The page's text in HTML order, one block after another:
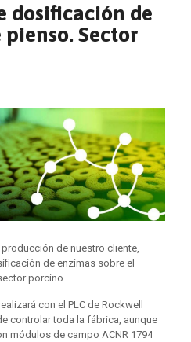
dosificación de
Sector
de nuestro cliente,
de enzimas sobre el
porcino.
con el PLC de Rockwell
controlar toda la fábrica, aunque
módulos de campo ACNR 1794